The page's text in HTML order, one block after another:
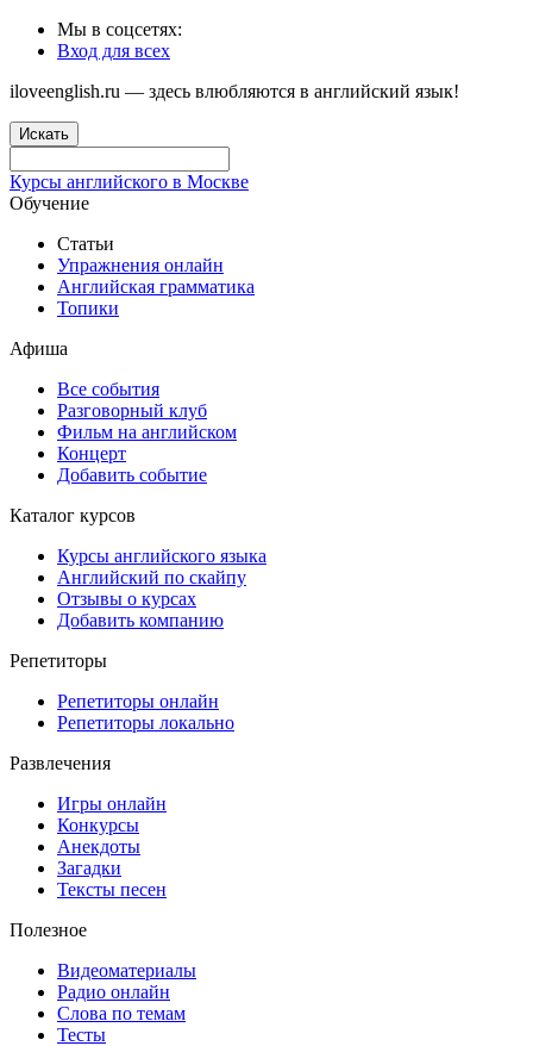
Мы в соцсетях:
Вход для всех
iloveenglish.ru — здесь влюбляются в английский язык!
Искать
Курсы английского в Москве
Обучение
Статьи
Упражнения онлайн
Английская грамматика
Топики
Афиша
Все события
Разговорный клуб
Фильм на английском
Концерт
Добавить событие
Каталог курсов
Курсы английского языка
Английский по скайпу
Отзывы о курсах
Добавить компанию
Репетиторы
Репетиторы онлайн
Репетиторы локально
Развлечения
Игры онлайн
Конкурсы
Анекдоты
Загадки
Тексты песен
Полезное
Видеоматериалы
Радио онлайн
Слова по темам
Тесты